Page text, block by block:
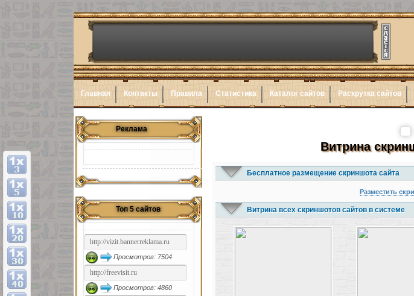
Главная Контакты Правила Статистика Каталог сайтов Раскрутка сайтов
Реклама
Топ 5 сайтов
Просмотров: 7504
Просмотров: 4860
Витрина
Бесплатное размещение скриншота сайта
Разместить
Витрина всех скриншотов сайтов в системе